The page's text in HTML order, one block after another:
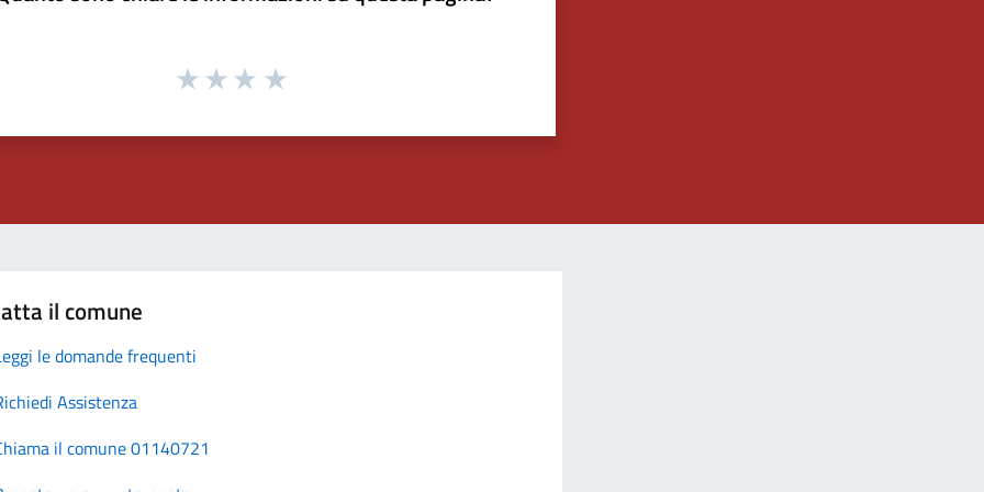
il comune
le domande frequenti
Assistenza
il comune 01140721